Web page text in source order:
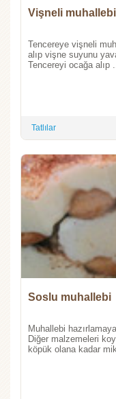
Vişneli
Tencereye vişneli
alıp vişne suyunu
Tencereyi ocağa alıp ...
Tatlılar
Soslu muhallebi
Muhallebi
Diğer malzemeleri
köpük olana kadar